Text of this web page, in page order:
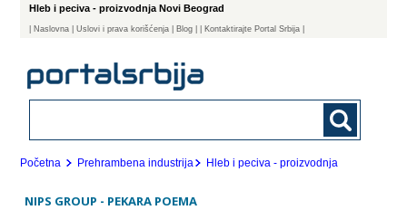
Hleb i peciva - proizvodnja Novi Beograd
Naslovna | Uslovi i prava korišćenja Blog | Kontaktirajte Portal Srbija |
Početna Prehrambena industrija Hleb i peciva - proizvodnja
NIPS GROUP - PEKARA POEMA